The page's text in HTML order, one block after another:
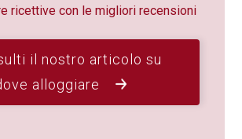
ricettive con le migliori recensioni
il nostro articolo su
alloggiare